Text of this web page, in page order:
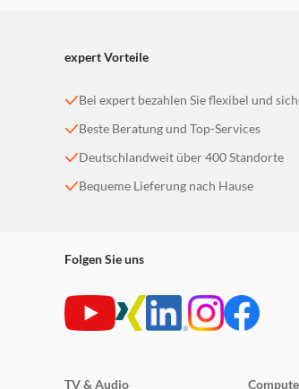
expert Vorteile
Bei expert bezahlen Sie flexibel und
Beste Beratung und Top-Services
Deutschlandweit über 400 Standorte
Bequeme Lieferung nach Hause
Folgen Sie uns
TV & Audio